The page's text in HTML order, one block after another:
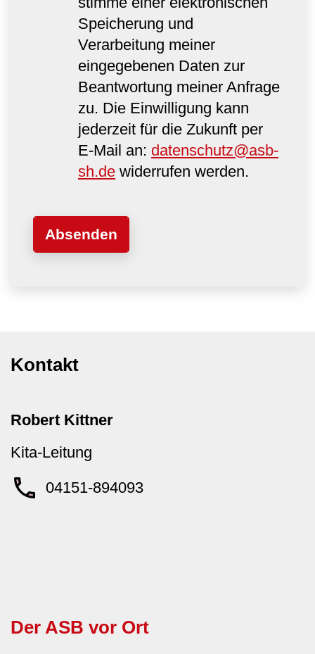
Speicherung und
Verarbeitung meiner
eingegebenen Daten zur
Beantwortung meiner Anfrage
zu. Die Einwilligung kann
jederzeit für die Zukunft per
E-Mail an: datenschutz@asb-
sh.de widerrufen werden.
Kontakt
Robert Kittner
Kita-Leitung
04151-894093
Der ASB vor Ort